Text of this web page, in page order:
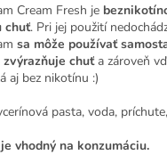
Cream Fresh je
chuť. Pri jej použití
sa môže používať
zvýrazňuje chuťa zároveň
aj bez nikotínu :)
pasta, voda,
vhodný na konzumáciu.